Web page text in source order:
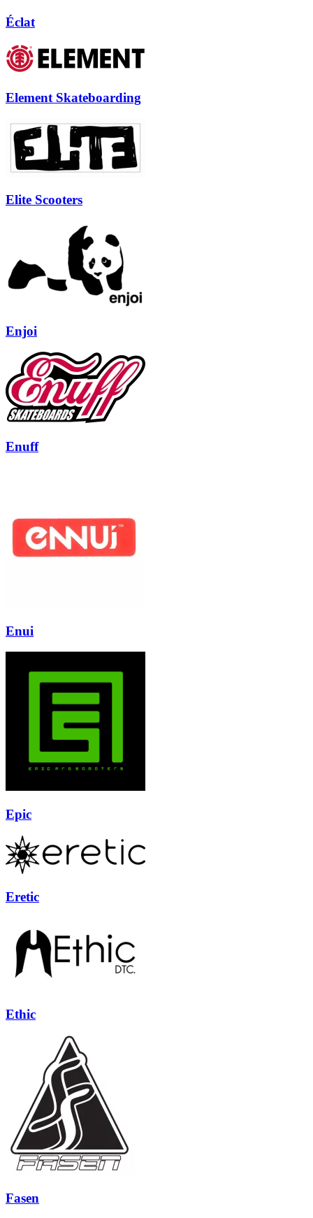
Éclat
Element Skateboarding
Elite Scooters
Enjoi
Enuff
Enui
Epic
Eretic
Ethic
Fasen